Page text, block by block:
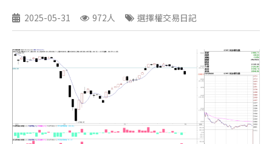
2025-05-31 972人 選擇權交易日記